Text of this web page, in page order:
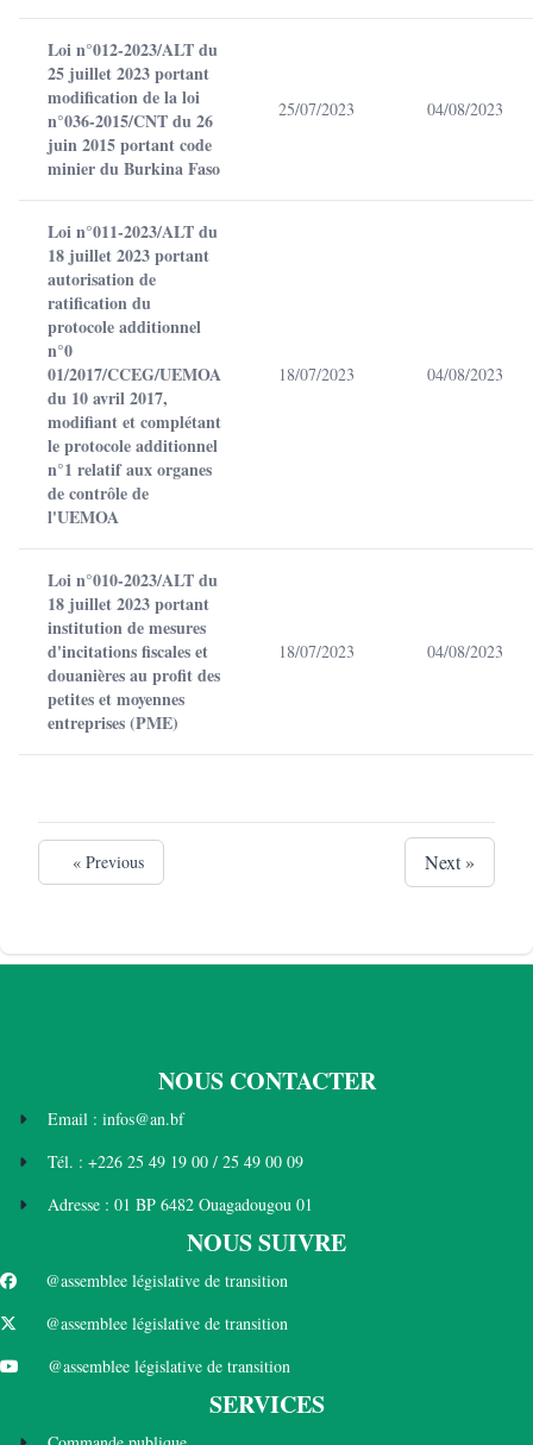
Loi n°012-2023/ALT du
25 juillet 2023 portant
modification de la loi
n°036-2015/CNT du 26
juin 2015 portant code
minier du Burkina Faso
25/07/2023 04/08/2023
Loi n°011-2023/ALT du
18 juillet 2023 portant
autorisation de
ratification du
protocole additionnel
n°0
01/2017/CCEG/UEMOA
du 10 avril 2017,
modifiant et complétant
le protocole additionnel
n°1 relatif aux organes
de contrôle de
l'UEMOA
18/07/2023 04/08/2023
Loi n°010-2023/ALT du
18 juillet 2023 portant
institution de mesures
d'incitations fiscales et
douanières au profit des
petites et moyennes
entreprises (PME)
18/07/2023 04/08/2023
« Previous Next »
NOUS CONTACTER
Email : infos@an.bf
Tél. : +226 25 49 19 00 / 25 49 00 09
Adresse : 01 BP 6482 Ouagadougou 01
NOUS SUIVRE
@assemblee législative de transition
@assemblee législative de transition
@assemblee législative de transition
SERVICES